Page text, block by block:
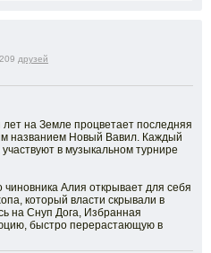
друзей
на Земле процветает последняя
названием Новый Вавил. Каждый
в музыкальном турнире
чиновника Алия открывает для себя
который власти скрывали в
на Снуп Дога, Избранная
быстро перерастающую в